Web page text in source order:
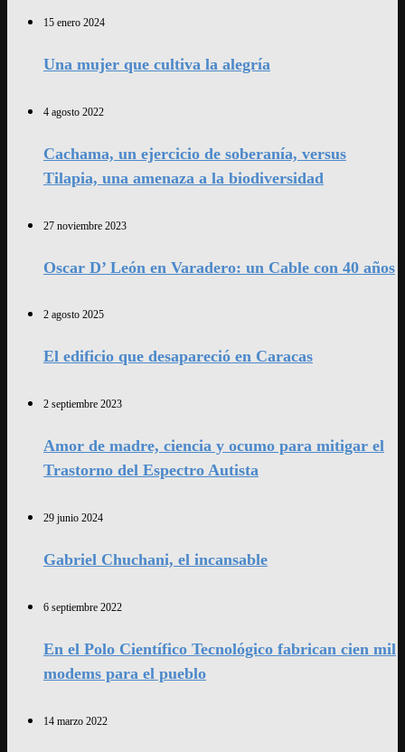
15 enero 2024
Una mujer que cultiva la alegría
4 agosto 2022
Cachama, un ejercicio de soberanía, versus
Tilapia, una amenaza a la biodiversidad
27 noviembre 2023
Oscar D’ León en Varadero: un Cable con 40 años
2 agosto 2025
El edificio que desapareció en Caracas
2 septiembre 2023
Amor de madre, ciencia y ocumo para mitigar el
Trastorno del Espectro Autista
29 junio 2024
Gabriel Chuchani, el incansable
6 septiembre 2022
En el Polo Científico Tecnológico fabrican cien mil
modems para el pueblo
14 marzo 2022